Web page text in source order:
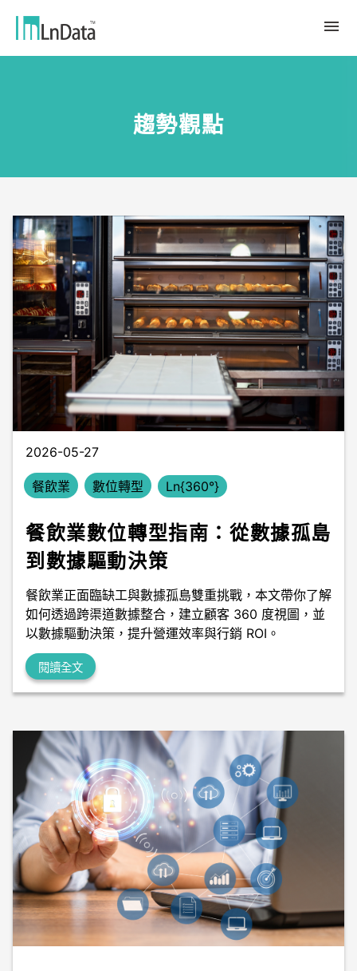
合作夥伴
Ln{CARBON}
數據行銷
數據市集
Ln{360°}
Insighta{360°}
BLS
數據中台
數據無塵室
趨勢觀點
應用案例
產業報告與白皮書
活動＆研討會
繁體中文
English
Tiếng Việt
趨勢觀點
2026-05-27
餐飲業 數位轉型 Ln{360°}
餐飲業數位轉型指南：從數據孤島
到數據驅動決策
餐飲業正面臨缺工與數據孤島雙重挑戰，本文帶你了解
如何透過跨渠道數據整合，建立顧客 360 度視圖，並
以數據驅動決策，提升營運效率與行銷 ROI。
閱讀全文